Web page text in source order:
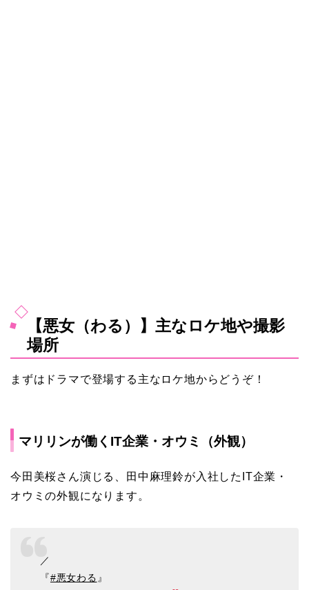
【悪女（わる）】主なロケ地や撮影
場所
まずはドラマで登場する主なロケ地からどうぞ！
マリリンが働くIT企業・オウミ（外観）
今田美桜さん演じる、田中麻理鈴が入社したIT企業・
オウミの外観になります。
／
『#悪女わる 』